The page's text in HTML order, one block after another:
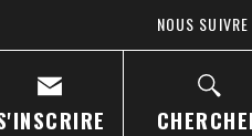
NOUS SUIVRE